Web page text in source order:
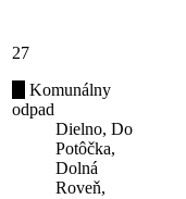
27
Komunálny
odpad
Dielno, Do
Potôčka,
Dolná
Roveň,